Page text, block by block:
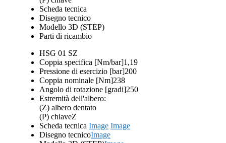
Scheda tecnica
Disegno tecnico
Modello 3D (STEP)
Parti di ricambio
HSG 01 SZ
Coppia specifica [Nm/bar]1,19
Pressione di esercizio [bar]200
Coppia nominale [Nm]238
Angolo di rotazione [gradi]250
Estremità dell'albero:
(Z) albero dentato
(P) chiaveZ
Scheda tecnica Image Image
Disegno tecnicoImage